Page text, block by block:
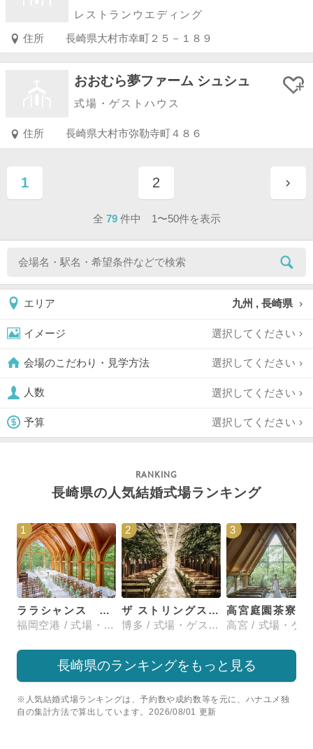
レストランウエディング
住所 長崎県大村市幸町２５－１８９
おおむら夢ファーム シュシュ
式場・ゲストハウス
住所 長崎県大村市弥勒寺町４８６
1
ページ目
2
ページ目
全 79 件中 1〜50件を表示
エリア 九州 , 長崎県
イメージ 選択してください
会場のこだわり・見学方法 選択してください
人数 選択してください
予算 選択してください
長崎県の人気結婚式場ランキング
1
ララシャンス 博多の森
福岡空港 / 式場・ゲストハウス
2
ザ ストリングス 博多
博多 / 式場・ゲストハウス
3
高宮庭園茶寮
長崎県のランキングをもっと見る
※人気結婚式場ランキングは、予約数や成約数等を元に、ハナユメ独
自の集計方法で算出しています。2026/08/01 更新